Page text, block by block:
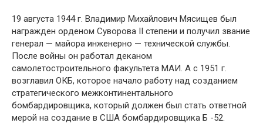
19 августа 1944 г. Владимир Михайлович Мясищев был
награжден орденом Суворова II степени и получил звание
генерал — майора инженерно — технической службы.
После войны он работал деканом
самолетостроительного факультета МАИ. А с 1951 г.
возглавил ОКБ, которое начало работу над созданием
стратегического межконтинентального
бомбардировщика, который должен был стать ответной
мерой на создание в США бомбардировщика Б -52.